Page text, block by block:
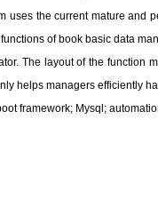
uses the current mature
of book basic data
The layout of the function
helps managers efficiently
framework; Mysql;